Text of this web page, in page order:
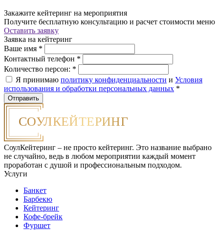
Закажите кейтеринг на мероприятия
Получите бесплатную консультацию и расчет стоимости меню
Оставить заявку
Заявка на кейтеринг
Ваше имя *
Контактный телефон *
Количество персон: *
Я принимаю политику конфиденциальности и Условия
использования и обработки персональных данных *
СоулКейтеринг – не просто кейтеринг. Это название выбрано
не случайно, ведь в любом мероприятии каждый момент
проработан с душой и профессиональным подходом.
Услуги
Банкет
Барбекю
Кейтеринг
Кофе-брейк
Фуршет